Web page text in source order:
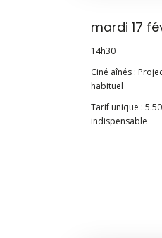
mardi 17
14h30
Ciné aînés :
habituel
Tarif unique :
indispensable